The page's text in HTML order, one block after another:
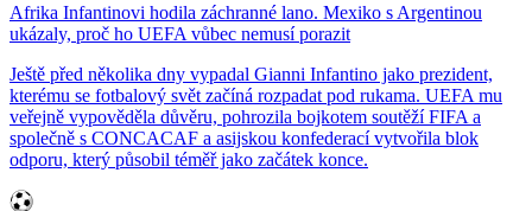
Afrika Infantinovi hodila záchranné lano. Mexiko s Argentinou
ukázaly, proč ho UEFA vůbec nemusí porazit
Ještě před několika dny vypadal Gianni Infantino jako prezident,
kterému se fotbalový svět začíná rozpadat pod rukama. UEFA mu
veřejně vypověděla důvěru, pohrozila bojkotem soutěží FIFA a
společně s CONCACAF a asijskou konfederací vytvořila blok
odporu, který působil téměř jako začátek konce.